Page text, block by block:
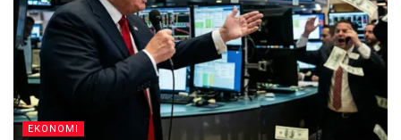
EKONOMI